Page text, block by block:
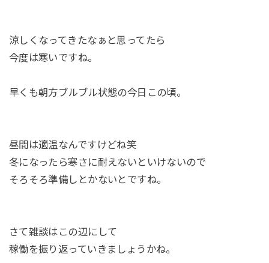
涼しくなってきたなぁと思ってたら
今度は寒いですね。
早くも朝方ブルブル状態の今日この頃。
昼間は適温なんですけどね笑
冬になったら寒さに耐えないといけないので
そろそろ準備しとかないとですね。
さて雑談はこの辺にして
稼働を振り返っていきましょうかね。